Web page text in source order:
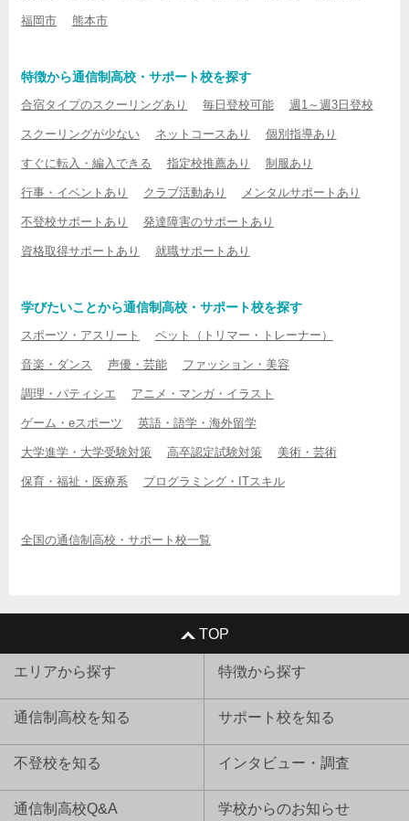
福岡市 熊本市
特徴から通信制高校・サポート校を探す
合宿タイプのスクーリングあり 毎日登校可能 週1～週3日登校
スクーリングが少ない ネットコースあり 個別指導あり
すぐに転入・編入できる 指定校推薦あり 制服あり
行事・イベントあり クラブ活動あり メンタルサポートあり
不登校サポートあり 発達障害のサポートあり
資格取得サポートあり 就職サポートあり
学びたいことから通信制高校・サポート校を探す
スポーツ・アスリート ペット（トリマー・トレーナー）
音楽・ダンス 声優・芸能 ファッション・美容
調理・パティシエ アニメ・マンガ・イラスト
ゲーム・eスポーツ 英語・語学・海外留学
大学進学・大学受験対策 高卒認定試験対策 美術・芸術
保育・福祉・医療系 プログラミング・ITスキル
全国の通信制高校・サポート校一覧
TOP
エリアから探す 特徴から探す
通信制高校を知る サポート校を知る
不登校を知る インタビュー・調査
通信制高校Q&A 学校からのお知らせ